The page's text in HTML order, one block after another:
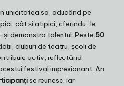
unicitatea sa, aducând pe
cât și atipici, oferindu-le
demonstra talentul. Peste 50
cluburi de teatru, școli de
activ, reflectând
festival impresionant. An
se reunesc, iar